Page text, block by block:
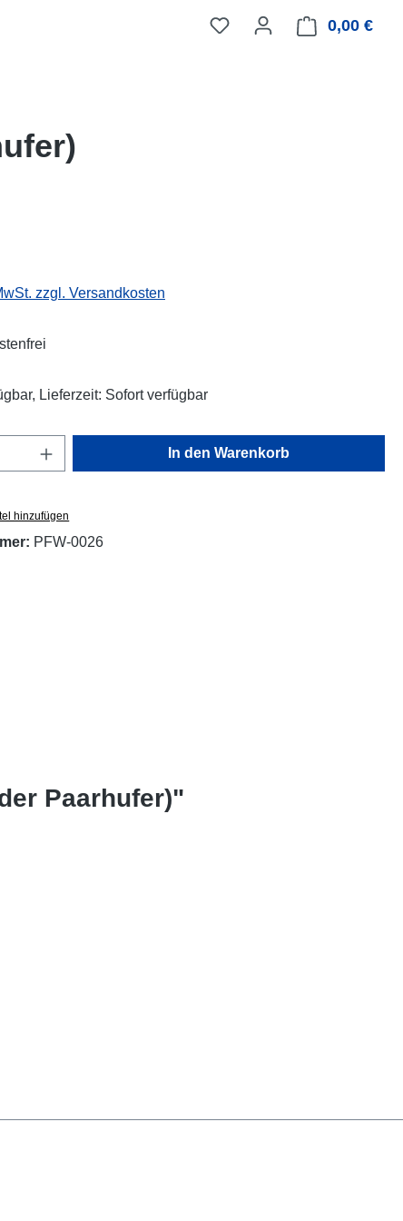
0,00 €
zzgl. Versandkosten
Lieferzeit: Sofort verfügbar
Gib den gewünschten Wert ein
In den Warenkorb
hinzufügen
PFW-0026
Paarhufer)"